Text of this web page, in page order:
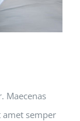
Maecenas
semper